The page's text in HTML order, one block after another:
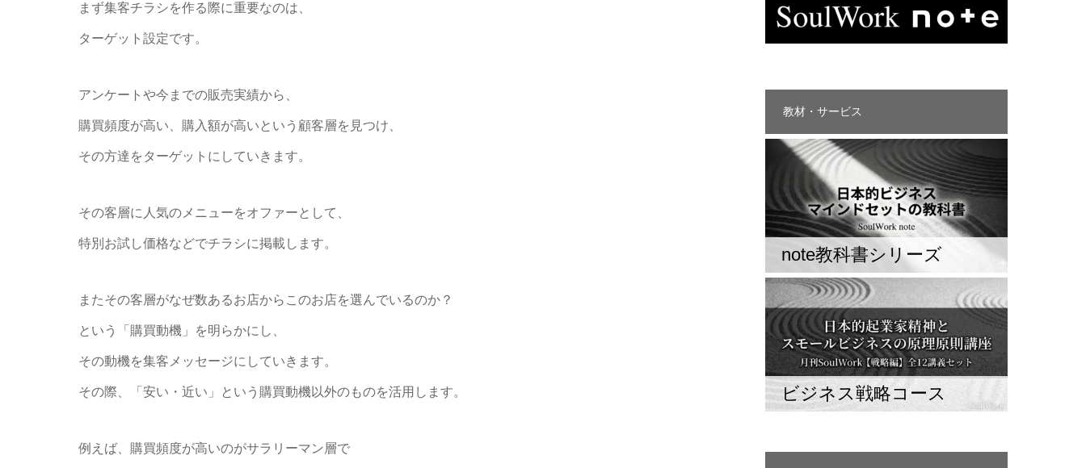
まず集客チラシを作る際に重要なのは、
ターゲット設定です。
アンケートや今までの販売実績から、
購買頻度が高い、購入額が高いという顧客層を見つけ、
その方達をターゲットにしていきます。
その客層に人気のメニューをオファーとして、
特別お試し価格などでチラシに掲載します。
またその客層がなぜ数あるお店からこのお店を選んでいるのか？
という「購買動機」を明らかにし、
その動機を集客メッセージにしていきます。
その際、「安い・近い」という購買動機以外のものを活用します。
例えば、購買頻度が高いのがサラリーマン層で
教材・サービス
note教科書シリーズ
ビジネス戦略コース